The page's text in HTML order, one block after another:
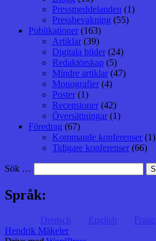
Pressmeddelanden (1)
Pressbevakning (55)
Publikationer (163)
Artiklar (39)
Digitala bilder (24)
Redaktörskap (5)
Mindre artiklar (47)
Monografier (4)
Poster (1)
Recensioner (42)
Översättningar (1)
Föredrag (67)
Kommande konferenser (1)
Tidigare konferenser (66)
Sök …
Språk:
Deutsch English
Hendrik Mäkeler